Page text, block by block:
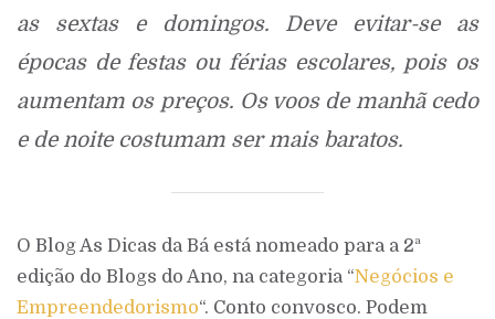
as sextas e domingos. Deve evitar-se as
épocas de festas ou férias escolares, pois os
aumentam os preços. Os voos de manhã cedo
e de noite costumam ser mais baratos.
O Blog As Dicas da Bá está nomeado para a 2ª
edição do Blogs do Ano, na categoria “Negócios e
Empreendedorismo“. Conto convosco. Podem